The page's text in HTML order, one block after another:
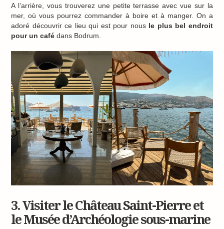
A l’arrière, vous trouverez une petite terrasse avec vue sur la
mer, où vous pourrez commander à boire et à manger. On a
adoré découvrir ce lieu qui est pour nousle plus bel endroit
pour un café dans Bodrum.
3. Visiter le Château Saint-Pierre et
le Musée d’Archéologie sous-marine